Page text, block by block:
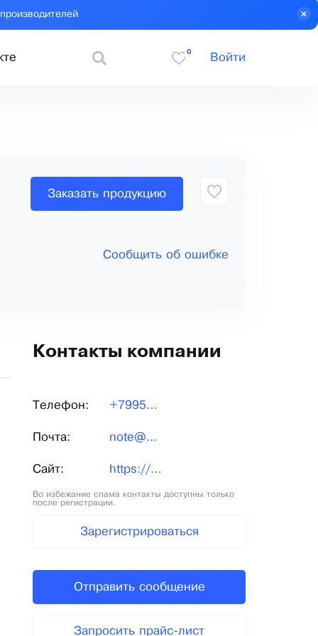
0
Войти
Заказать продукцию
Сообщить об ошибке
Контакты компании
Телефон: +79950...
Почта: note@...
Сайт: https://pad-me.ru/
Во избежание спама контакты доступны только
после регистрации.
Зарегистрироваться
Отправить сообщение
Запросить прайс-лист